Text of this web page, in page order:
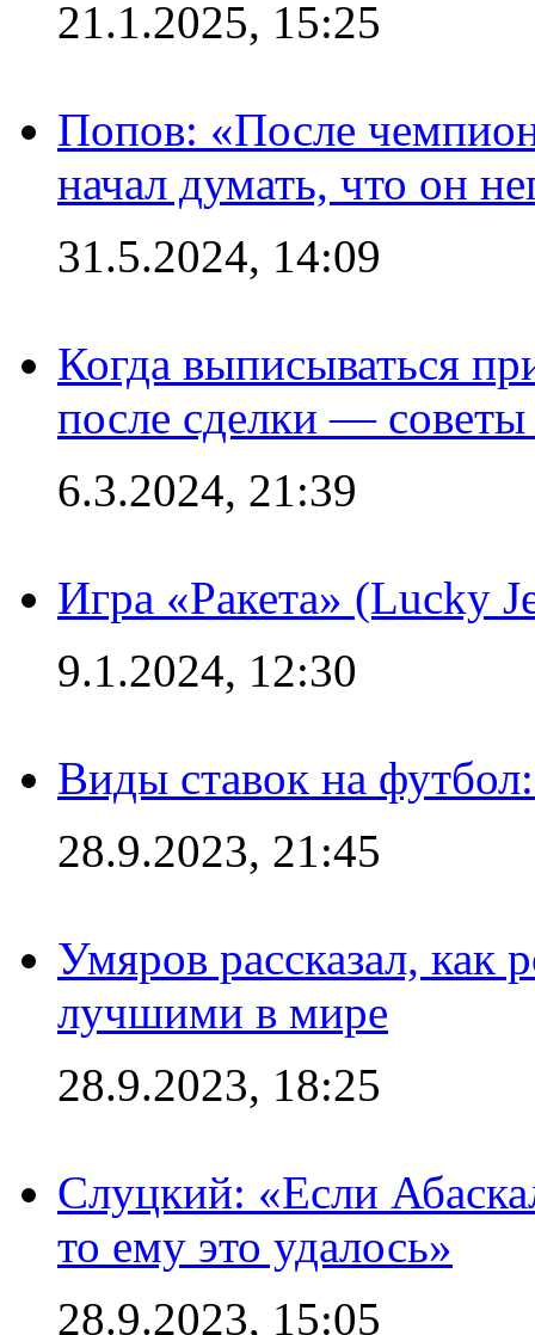
21.1.2025, 15:25
Попов: «После
начал думать, что он
31.5.2024, 14:09
Когда выписываться
после сделки —
6.3.2024, 21:39
Игра «Ракета» (Lucky
9.1.2024, 12:30
Виды ставок на
28.9.2023, 21:45
Умяров рассказал, как
лучшими в мире
28.9.2023, 18:25
Слуцкий: «Если
то ему это удалось»
28.9.2023, 15:05